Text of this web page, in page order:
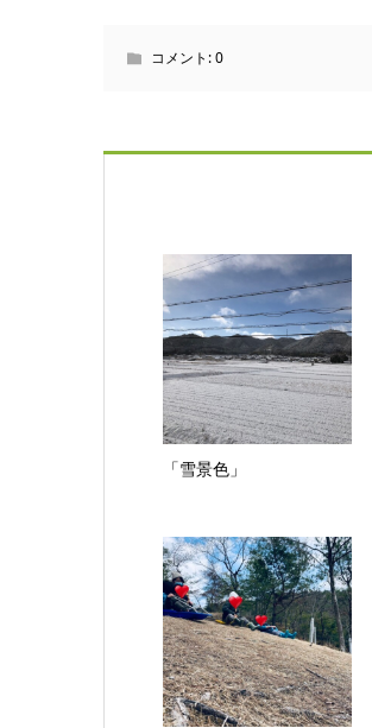
コメント:0
「雪景色」